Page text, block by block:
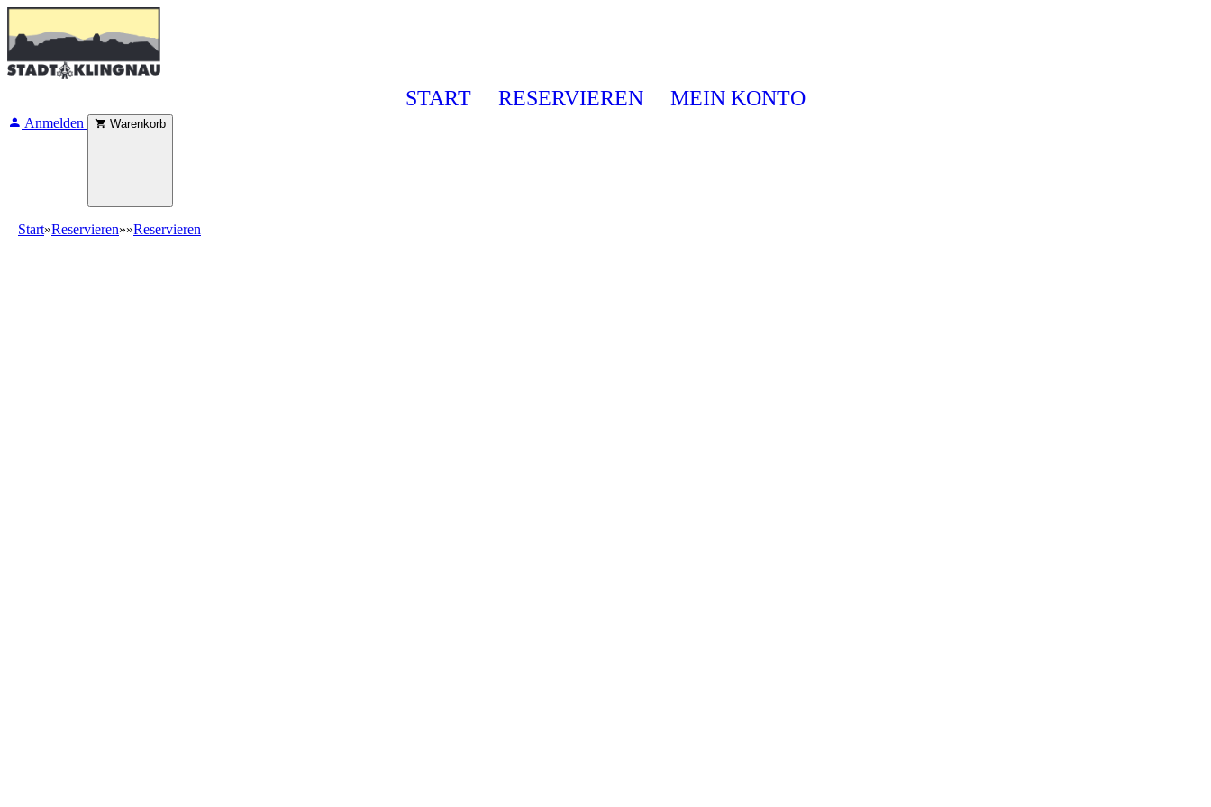
START RESERVIEREN MEIN KONTO
Anmelden Warenkorb
Start»Reservieren»»Reservieren